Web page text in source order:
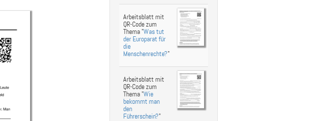
Arbeitsblatt mit
QR-Code zum
Thema "Was tut
der Europarat für
die
Menschenrechte?"
Arbeitsblatt mit
QR-Code zum
Thema "Wie
bekommt man
den
Führerschein?"